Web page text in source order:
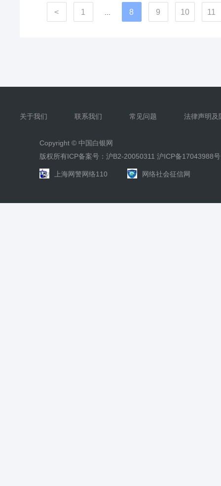
< 1 8 9 10 11
关于我们 联系我们 常见问题 法律声明及
Copyright © 中国白银网
版权所有ICP备案号：沪B2-20050311 沪ICP备17043988号
上海网警网络110 网络社会征信网